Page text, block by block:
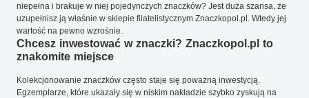
niepełna i brakuje w niej pojedynczych znaczków? Jest duża szansa, że
uzupełnisz ją właśnie w sklepie filatelistycznym Znaczkopol.pl. Wtedy jej
wartość na pewno wzrośnie.
Chcesz inwestować w znaczki? Znaczkopol.pl to
znakomite miejsce
Kolekcjonowanie znaczków często staje się poważną inwestycją.
Egzemplarze, które ukazały się w niskim nakładzie szybko zyskują na